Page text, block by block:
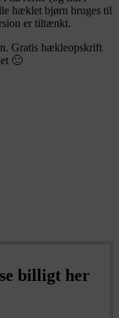
hæklet bjørn bruges til
er tiltænkt.
Gratis hækleopskrift
🙂
billigt her